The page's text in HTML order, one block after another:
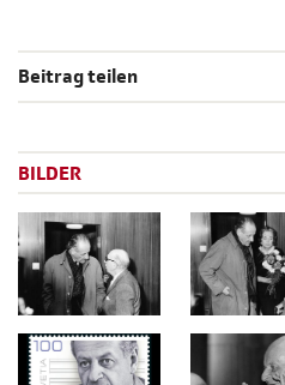
Beitrag teilen
BILDER